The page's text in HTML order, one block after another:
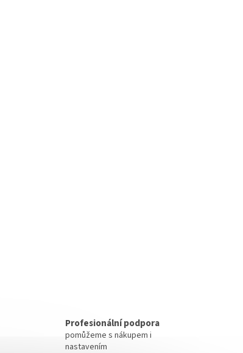
Profesionální podpora
pomůžeme s nákupem i
nastavením